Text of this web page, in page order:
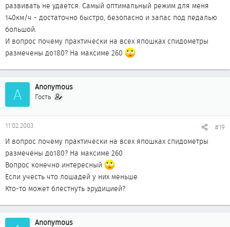
развивать не удается. Самый оптимальный режим для меня
140км/ч - достаточно быстро, безопасно и запас под педалью
большой.
И вопрос почему практически на всех япошках спидометры
размечены до180? На максиме 260
A Anonymous
Гость
11.02.2003 #19
И вопрос почему практически на всех япошках спидометры
размечены до180? На максиме 260
Вопрос конечно интересный
Если учесть что лошадей у них меньше
Кто-то может блестнуть эрудицией?
Anonymous